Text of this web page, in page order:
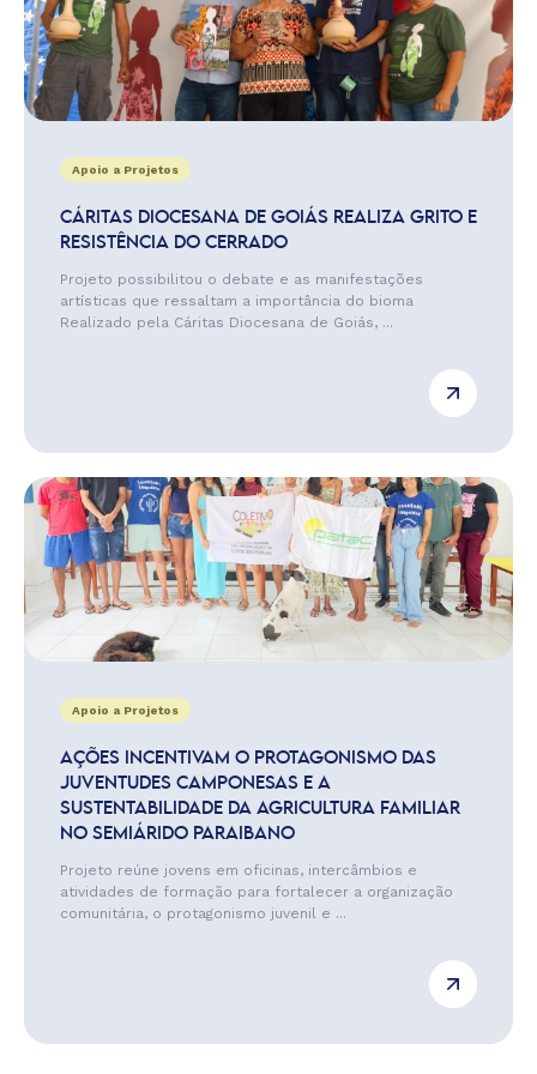
Apoio a Projetos
CÁRITAS DIOCESANA DE GOIÁS REALIZA GRITO E
RESISTÊNCIA DO CERRADO
Projeto possibilitou o debate e as manifestações
artísticas que ressaltam a importância do bioma
Realizado pela Cáritas Diocesana de Goiás, ...
Apoio a Projetos
AÇÕES INCENTIVAM O PROTAGONISMO DAS
JUVENTUDES CAMPONESAS E A
SUSTENTABILIDADE DA AGRICULTURA FAMILIAR
NO SEMIÁRIDO PARAIBANO
Projeto reúne jovens em oficinas, intercâmbios e
atividades de formação para fortalecer a organização
comunitária, o protagonismo juvenil e ...